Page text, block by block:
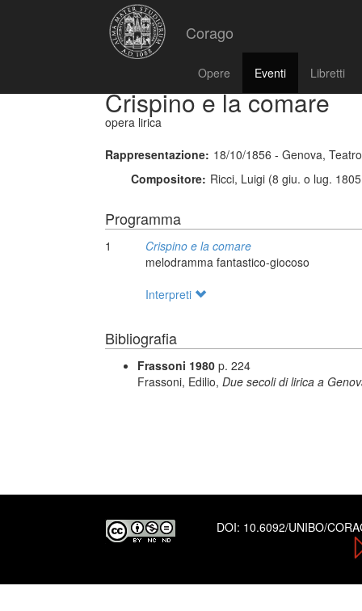
Corago
Opere Eventi Libretti
Crispino e la comare
opera lirica
Rappresentazione: 18/10/1856 - Genova,
Compositore: Ricci, Luigi (8 giu. o lug.
Programma
1
Crispino e la comare
melodramma fantastico-giocoso
Interpreti
Bibliografia
Frassoni 1980 p. 224
Frassoni, Edilio, Due secoli di lirica a
DOI: 10.6092/UNIBO/